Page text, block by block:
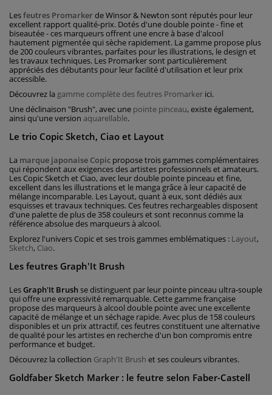
Lesfeutres Promarkerde Winsor & Newton sont réputés pour leur
excellent rapport qualité-prix. Dotés d'une double pointe - fine et
biseautée - ces marqueurs offrent une encre à base d'alcool
hautement pigmentée qui sèche rapidement. La gamme propose plus
de 200 couleurs vibrantes, parfaites pour les illustrations, le design et
les travaux techniques. Les Promarker sont particulièrement
appréciés des débutants pour leur facilité d'utilisation et leur prix
accessible.
Découvrez la gamme complète des feutres Promarker ici.
Une déclinaison "Brush", avec une pointe pinceau, existe également,
ainsi qu'une version aquarellable.
Le trio Copic Sketch, Ciao et Layout
La marque japonaise Copic propose trois gammes complémentaires
qui répondent aux exigences des artistes professionnels et amateurs.
Les Copic Sketch et Ciao, avec leur double pointe pinceau et fine,
excellent dans les illustrations et le manga grâce à leur capacité de
mélange incomparable. Les Layout, quant à eux, sont dédiés aux
esquisses et travaux techniques. Ces feutres rechargeables disposent
d'une palette de plus de 358 couleurs et sont reconnus comme la
référence absolue des marqueurs à alcool.
Explorez l'univers Copic et ses trois gammes emblématiques : Layout,
Sketch, Ciao.
Les feutres Graph'It Brush
LesGraph'It Brushse distinguent par leur pointe pinceau ultra-souple
qui offre une expressivité remarquable. Cette gamme française
propose des marqueurs à alcool double pointe avec une excellente
capacité de mélange et un séchage rapide. Avec plus de 158 couleurs
disponibles et un prix attractif, ces feutres constituent une alternative
de qualité pour les artistes en recherche d'un bon compromis entre
performance et budget.
Découvrez la collection Graph'It Brush et ses couleurs vibrantes.
Goldfaber Sketch Marker : le feutre selon Faber-Castell